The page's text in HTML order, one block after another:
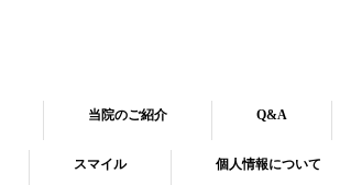
当院のご紹介 Q&A
スマイル 個人情報について